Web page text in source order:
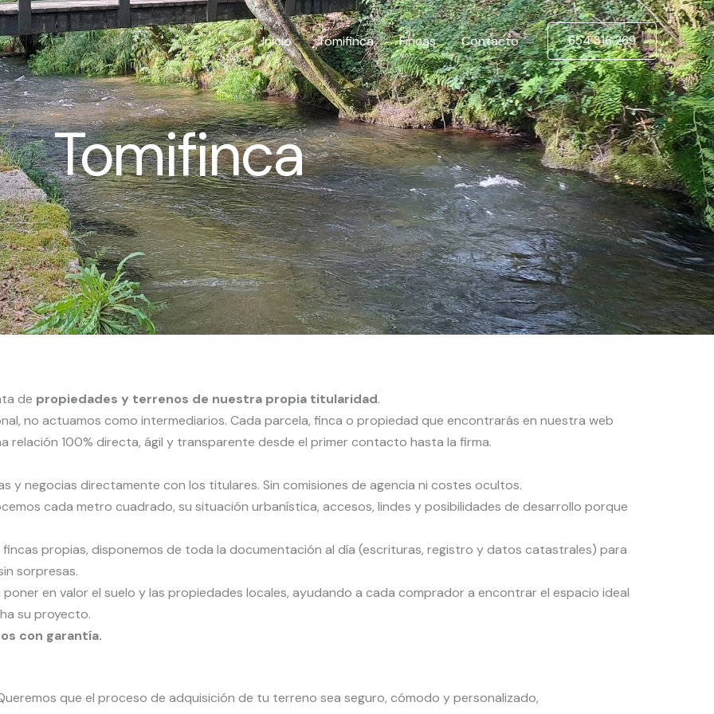
Inicio Tomifinca Fincas Contacto 654 316 269
Tomifinca
de propiedades y terrenos de nuestra propia titularidad.
no actuamos como intermediarios. Cada parcela, finca o propiedad que encontrarás en nuestra web
relación 100% directa, ágil y transparente desde el primer contacto hasta la firma.
y negocias directamente con los titulares. Sin comisiones de agencia ni costes ocultos.
cada metro cuadrado, su situación urbanística, accesos, lindes y posibilidades de desarrollo porque
fincas propias, disponemos de toda la documentación al día (escrituras, registro y datos catastrales) para
sorpresas.
poner en valor el suelo y las propiedades locales, ayudando a cada comprador a encontrar el espacio ideal
su proyecto.
con garantía.
que el proceso de adquisición de tu terreno sea seguro, cómodo y personalizado,